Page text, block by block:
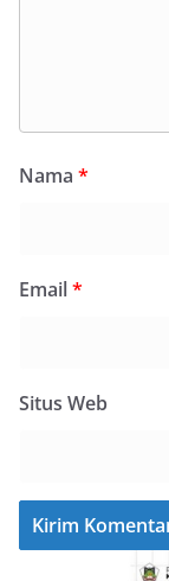
Nama *
Email*
Situs Web